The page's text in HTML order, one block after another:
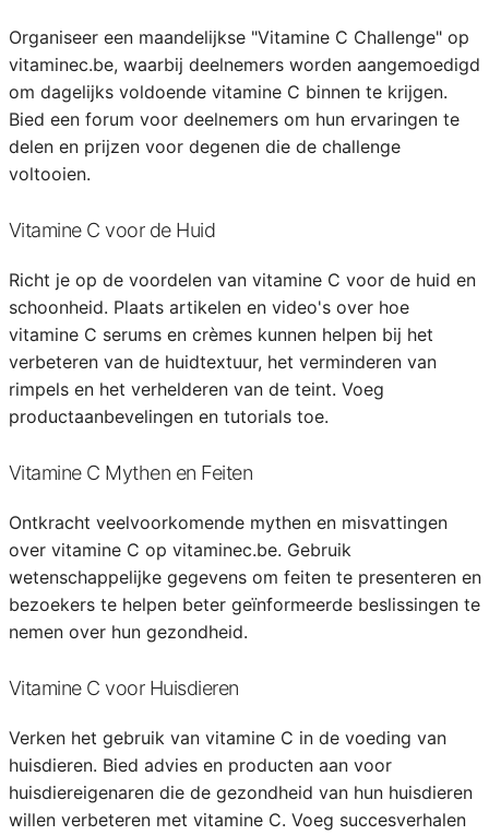
Organiseer een maandelijkse "Vitamine C Challenge" op
vitaminec.be, waarbij deelnemers worden aangemoedigd
om dagelijks voldoende vitamine C binnen te krijgen.
Bied een forum voor deelnemers om hun ervaringen te
delen en prijzen voor degenen die de challenge
voltooien.
Vitamine C voor de Huid
Richt je op de voordelen van vitamine C voor de huid en
schoonheid. Plaats artikelen en video's over hoe
vitamine C serums en crèmes kunnen helpen bij het
verbeteren van de huidtextuur, het verminderen van
rimpels en het verhelderen van de teint. Voeg
productaanbevelingen en tutorials toe.
Vitamine C Mythen en Feiten
Ontkracht veelvoorkomende mythen en misvattingen
over vitamine C op vitaminec.be. Gebruik
wetenschappelijke gegevens om feiten te presenteren en
bezoekers te helpen beter geïnformeerde beslissingen te
nemen over hun gezondheid.
Vitamine C voor Huisdieren
Verken het gebruik van vitamine C in de voeding van
huisdieren. Bied advies en producten aan voor
huisdiereigenaren die de gezondheid van hun huisdieren
willen verbeteren met vitamine C. Voeg succesverhalen